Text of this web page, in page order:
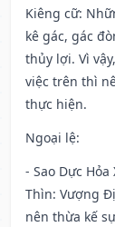
Kiêng cữ:
kê gác, gác
thủy lợi. Vì
việc trên thì
thực hiện.
Ngoại lệ:
- Sao Dực
Thìn: Vượng
nên thừa kế